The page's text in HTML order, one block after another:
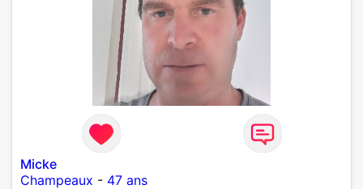
laisse « glisser » beaucoup de choses. Mais ne vous
m’éprenez pas Mesdames, si une personne que
j’aime me trahit une fois, il n’y aura pas de seconde
chance et je l’effacerai à « vitam eternam ».
Néanmoins, je suis un tout petit peu maniaque ainsi
qu’impatient. J’essaye de faire des efforts. Rien de
bien dramatique ! Du moins je le pense……Je suis un
homme facile à vivre. À vous si vous le souhaitez,
d’apprendre à me connaître davantage. J’en serai
ravi….A très bientôt je l’espère.
Micke
Champeaux - 47 ans